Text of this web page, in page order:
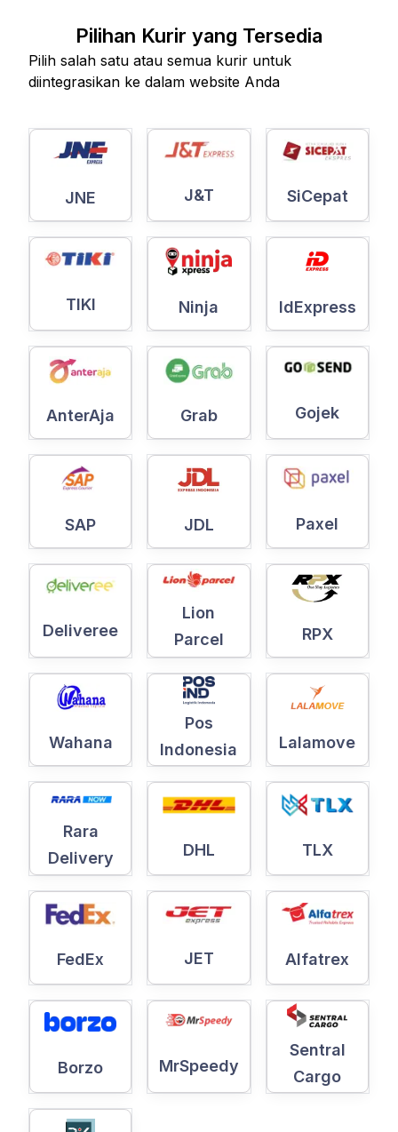
Pilihan Kurir yang Tersedia
Pilih salah satu atau semua kurir untuk
diintegrasikan ke dalam website Anda
JNE J&T SiCepat
TIKI Ninja IdExpress
AnterAja Grab Gojek
SAP JDL Paxel
Deliveree
Lion
Parcel
RPX
Wahana
Pos
Indonesia
Lalamove
Rara
Delivery
DHL TLX
FedEx JET Alfatrex
Borzo MrSpeedy
Sentral
Cargo